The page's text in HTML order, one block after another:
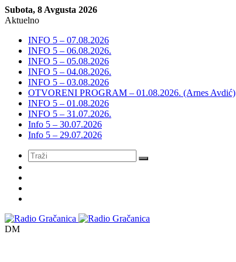
Subota, 8 Avgusta 2026
Aktuelno
INFO 5 – 07.08.2026
INFO 5 – 06.08.2026.
INFO 5 – 05.08.2026
INFO 5 – 04.08.2026.
INFO 5 – 03.08.2026
OTVORENI PROGRAM – 01.08.2026. (Arnes Avdić)
INFO 5 – 01.08.2026
INFO 5 – 31.07.2026.
Info 5 – 30.07.2026
Info 5 – 29.07.2026
Meni
DM